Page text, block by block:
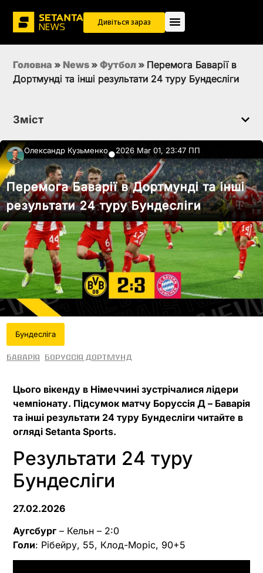
Дивіться зараз
Головна » News » Футбол » Перемога Баварії в
Дортмунді та інші результати 24 туру Бундесліги
Зміст
Олександр Кузьменко●2026 Mar 01, 23:47 ПП
Перемога Баварії в Дортмунді та інші
результати 24 туру Бундесліги
Бундесліга
Баварія Боруссія Дортмунд
Цього вікенду в Німеччині зустрічалися лідери
чемпіонату. Підсумок матчу Боруссія Д – Баварія
та інші результати 24 туру Бундесліги читайте в
огляді Setanta Sports.
Результати 24 туру
Бундесліги
27.02.2026
Аугсбург – Кельн – 2:0
Голи: Рібейру, 55, Клод-Моріс, 90+5